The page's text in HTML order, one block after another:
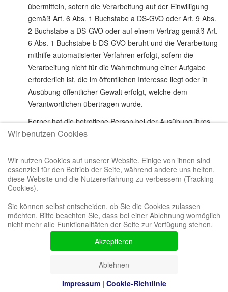
übermitteln, sofern die Verarbeitung auf der Einwilligung
gemäß Art. 6 Abs. 1 Buchstabe a DS-GVO oder Art. 9 Abs.
2 Buchstabe a DS-GVO oder auf einem Vertrag gemäß Art.
6 Abs. 1 Buchstabe b DS-GVO beruht und die Verarbeitung
mithilfe automatisierter Verfahren erfolgt, sofern die
Verarbeitung nicht für die Wahrnehmung einer Aufgabe
erforderlich ist, die im öffentlichen Interesse liegt oder in
Ausübung öffentlicher Gewalt erfolgt, welche dem
Verantwortlichen übertragen wurde.
Ferner hat die betroffene Person bei der Ausübung ihres
Rechts auf Datenübertragbarkeit gemäß Art. 20 Abs. 1 DS-
Daten direkt von einem Verantwortlichen an einen anderen
Verantwortlichen übermittelt werden, soweit dies technisch
machbar ist und sofern hiervon nicht die Rechte und
Freiheiten anderer Personen beeinträchtigt werden.
Zur Geltendmachung des Rechts auf Datenübertragbarkeit
kann sich die betroffene Person jederzeit an einen
Mitarbeiter der Beerdigungen Spelsberg Lüdenscheid
wenden.
g) Recht auf Widerspruch
Jede von der Verarbeitung personenbezogener Daten
Wir benutzen Cookies
Wir nutzen Cookies auf unserer Website. Einige von ihnen sind
essenziell für den Betrieb der Seite, während andere uns helfen,
diese Website und die Nutzererfahrung zu verbessern (Tracking
Cookies).
Sie können selbst entscheiden, ob Sie die Cookies zulassen
möchten. Bitte beachten Sie, dass bei einer Ablehnung womöglich
nicht mehr alle Funktionalitäten der Seite zur Verfügung stehen.
Akzeptieren
Ablehnen
Impressum| Cookie-Richtlinie